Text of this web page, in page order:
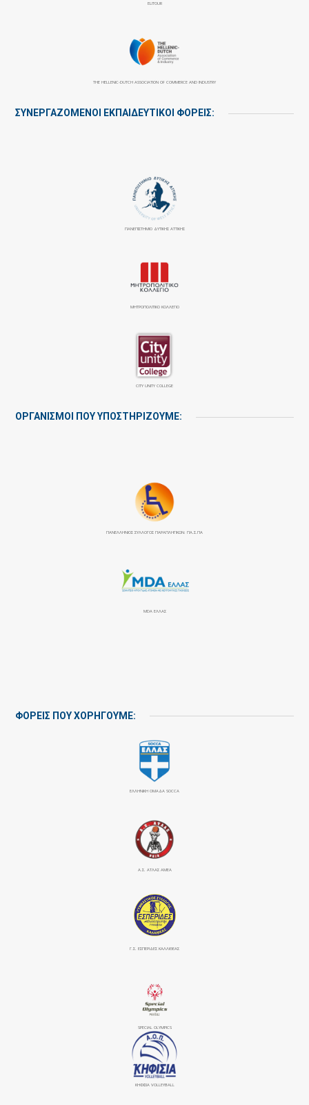
ELITOUR
THE HELLENIC-DUTCH ASSOCIATION OF COMMERCE AND INDUSTRY
ΣΥΝΕΡΓΑΖΌΜΕΝΟΙ ΕΚΠΑΙΔΕΥΤΙΚΟΊ ΦΟΡΕΊΣ:
ΠΑΝΕΠΙΣΤΉΜΙΟ ΔΥΤΙΚΉΣ ΑΤΤΙΚΉΣ
ΜΗΤΡΟΠΟΛΙΤΙΚΟ ΚΟΛΛΕΓΙΟ
CITY UNITY COLLEGE
ΟΡΓΑΝΙΣΜΟΙ ΠΟΥ ΥΠΟΣΤΗΡΙΖΟΥΜΕ:
ΠΑΝΕΛΛΉΝΙΟΣ ΣΎΛΛΟΓΟΣ ΠΑΡΑΠΛΗΓΙΚΏΝ: ΠΑ.Σ.ΠΑ
MDA ΕΛΛΑΣ
ΦΟΡΕΙΣ ΠΟΥ ΧΟΡΗΓΟΥΜΕ:
ΕΛΛΗΝΙΚΗ ΟΜΑΔΑ SOCCA
Α.Σ. ΑΤΛΑΣ ΑΜΕΑ
Γ.Σ. ΕΣΠΕΡΙΔΕΣ ΚΑΛΛΙΘΕΑΣ
SPECIAL OLYMPICS
ΚΗΦΙΣΙΆ VOLLEYBALL